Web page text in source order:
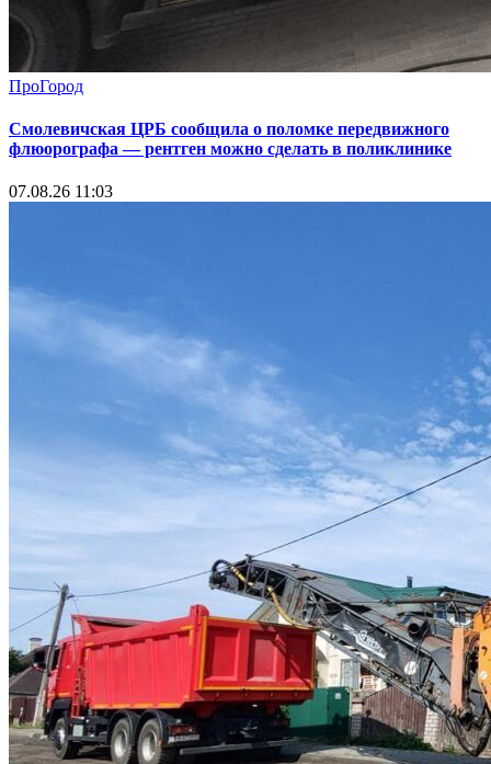
ПроГород
Смолевичская ЦРБ сообщила о поломке передвижного
флюорографа — рентген можно сделать в поликлинике
07.08.26 11:03